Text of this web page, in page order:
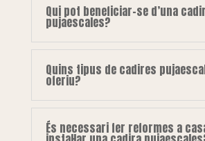
Qui pot beneficiar-se d’una
pujaescales?
Quins tipus de cadires
oferiu?
És necessari fer reformes a